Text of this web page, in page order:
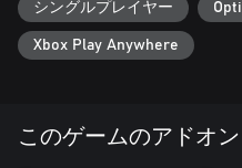
シングルプレイヤー
Xbox Play Anywhere
このゲームのアドオン